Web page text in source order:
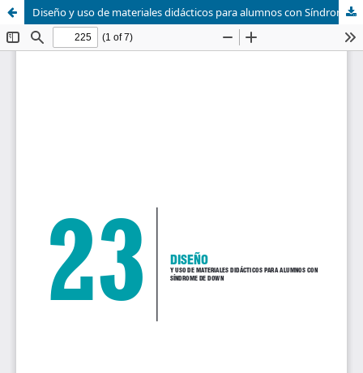
Diseño y uso de materiales didácticos para alumnos con Síndrome de Down